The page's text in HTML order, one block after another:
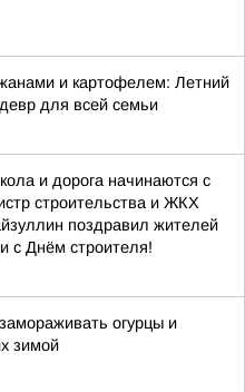
и картофелем: Летний
для всей семьи
и дорога начинаются с
строительства и ЖКХ
поздравил жителей
с Днём строителя!
огурцы и
зимой